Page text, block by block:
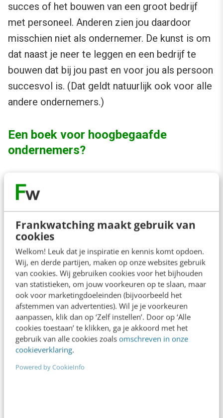
Frankwatching maakt gebruik van
cookies
Welkom! Leuk dat je inspiratie en kennis komt opdoen.
Wij, en derde partijen, maken op onze websites gebruik
van cookies. Wij gebruiken cookies voor het bijhouden
van statistieken, om jouw voorkeuren op te slaan, maar
ook voor marketingdoeleinden (bijvoorbeeld het
afstemmen van advertenties). Wil je je voorkeuren
aanpassen, klik dan op ‘Zelf instellen’. Door op ‘Alle
cookies toestaan’ te klikken, ga je akkoord met het
gebruik van alle cookies zoals omschreven in onze
cookieverklaring.
Powered by CookieInfo
succes of het bouwen van een groot bedrijf
met personeel. Anderen zien jou daardoor
misschien niet als ondernemer. De kunst is om
dat naast je neer te leggen en een bedrijf te
bouwen dat bij jou past en voor jou als persoon
succesvol is. (Dat geldt natuurlijk ook voor alle
andere ondernemers.)
Een boek voor hoogbegaafde
ondernemers?
wat meer over weet, dan vertelt dit boek je
waarschijnlijk weinig nieuws. Het boek is dan
vooral herhaling van je kennis, waarbij er
bovendien veel herhaling in het boek zelf zit.
Dat kan voor hoogbegaafden juist vervelend
zijn.
Zou je het dan
maar niet meer
moeten lezen? Ja,
toch wel. Maar
vooral voor die